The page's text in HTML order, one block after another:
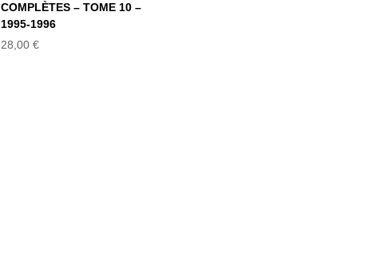
COMPLÈTES – TOME 10 –
1995-1996
28,00 €